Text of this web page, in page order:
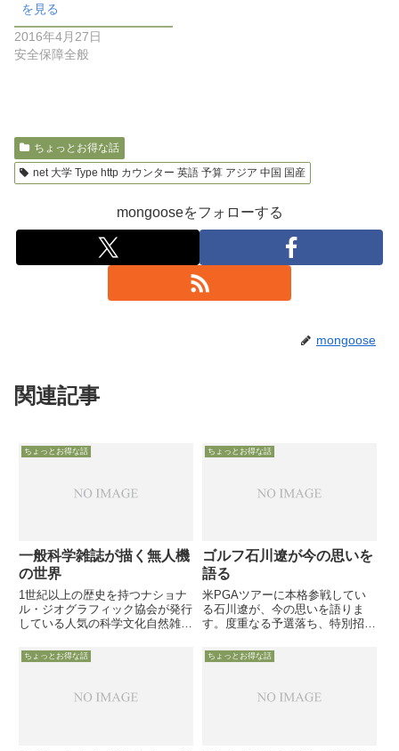
を見る
2016年4月27日
安全保障全般
ちょっとお得な話
net 大学 Type http カウンター 英語 予算 アジア 中国 国産
mongooseをフォローする
mongoose
関連記事
ちょっとお得な話
一般科学雑誌が描く無人機
の世界
1世紀以上の歴史を持つナショナ
ル・ジオグラフィック協会が発行
している人気の科学文化自然雑誌
その3月号が「無人飛行機がやっ
てくる」との記事を掲載し、米社
ら様子を紹介しています
ちょっとお得な話
ゴルフ石川遼が今の思いを
語る
米PGAツアーに本格参戦してい
る石川遼が、今の思いを語りま
す。度重なる予選落ち、特別招待
批判等、ゴルプ界のプリンスとし
て騒がれた頃とは異なる状況下、
武者の思いをご紹介
ちょっとお得な話 ちょっとお得な話